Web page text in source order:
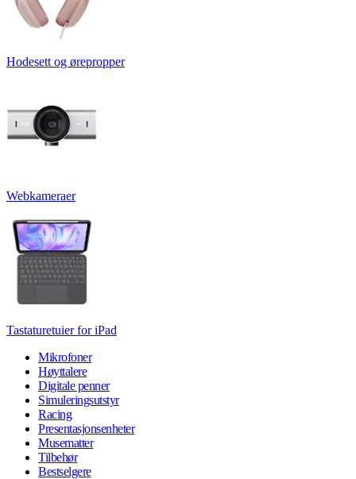
Hodesett og ørepropper
Webkameraer
Tastaturetuier for iPad
Mikrofoner
Høyttalere
Digitale penner
Simuleringsutstyr
Racing
Presentasjonsenheter
Musematter
Tilbehør
Bestselgere